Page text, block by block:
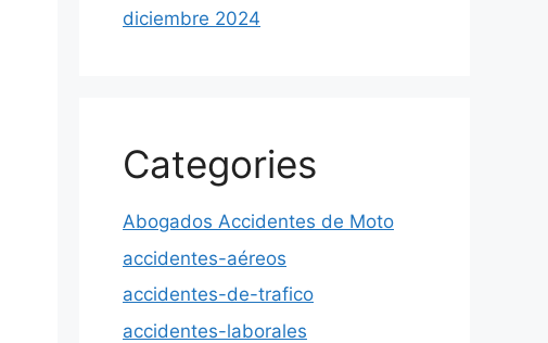
diciembre 2024
Categories
Abogados Accidentes de Moto
accidentes-aéreos
accidentes-de-trafico
accidentes-laborales